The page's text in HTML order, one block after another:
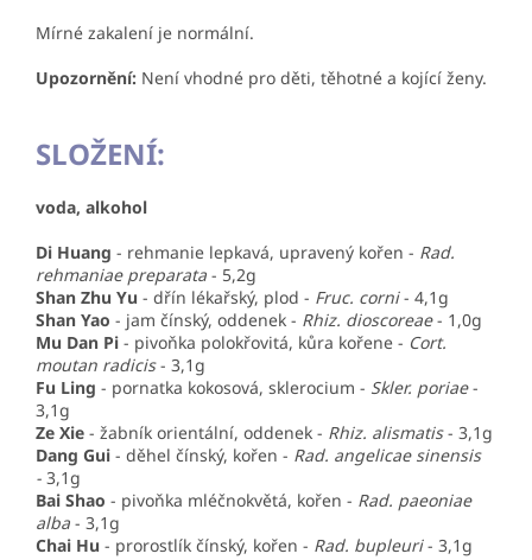
Mírné zakalení je normální.
Upozornění: Není vhodné pro děti, těhotné a kojící ženy.
SLOŽENÍ:
voda, alkohol
Di Huang - rehmanie lepkavá, upravený kořen - Rad.
rehmaniae preparata - 5,2g
Shan Zhu Yu - dřín lékařský, plod - Fruc. corni- 4,1g
Shan Yao - jam čínský, oddenek - Rhiz. dioscoreae- 1,0g
Mu Dan Pi - pivoňka polokřovitá, kůra kořene - Cort.
moutan radicis- 3,1g
Fu Ling - pornatka kokosová, sklerocium - Skler. poriae-
3,1g
Ze Xie - žabník orientální, oddenek - Rhiz. alismatis- 3,1g
Dang Gui - děhel čínský, kořen - Rad. angelicae sinensis
- 3,1g
Bai Shao - pivoňka mléčnokvětá, kořen - Rad. paeoniae
alba - 3,1g
Chai Hu - prorostlík čínský, kořen - Rad. bupleuri - 3,1g